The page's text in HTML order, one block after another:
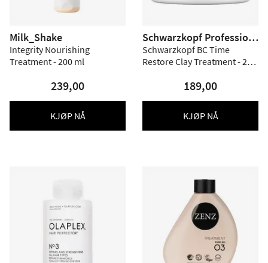
Milk_Shake
Integrity Nourishing
Treatment - 200 ml
239,00
KJØP NÅ
Schwarzkopf Profession
al
Schwarzkopf BC Time
Restore Clay Treatment - 200
189,00
KJØP NÅ